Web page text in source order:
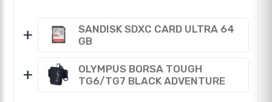
+
SANDISK SDXC CARD ULTRA 64
GB
+
OLYMPUS BORSA TOUGH
TG6/TG7 BLACK ADVENTURE